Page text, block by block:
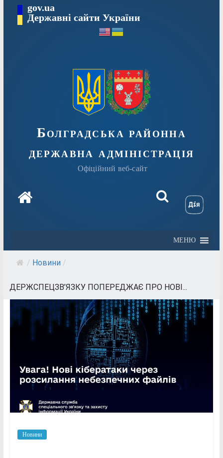
Перейтиgov.ua
Державні сайти України
Болградська районна
державна адміністрація
Офіційний веб-сайт
МЕНЮ
/ Новини /
ДЕРЖСПЕЦЗВ’ЯЗКУ ПОПЕРЕДЖАЄ ПРО НОВІ...
Новини